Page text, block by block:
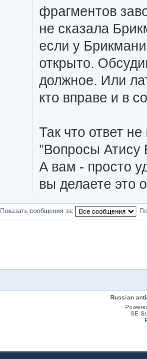
фрагментов
не сказала
если у
открыто.
должное. Или
кто вправе и в
Так что ответ
"Вопросы Атису
А вам - просто
вы делаете это
Показать сообщения за:
Russian
SE